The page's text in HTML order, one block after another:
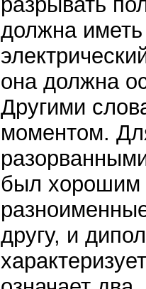
должна
она должна
Другими
моментом.
был хорошим
другу, и